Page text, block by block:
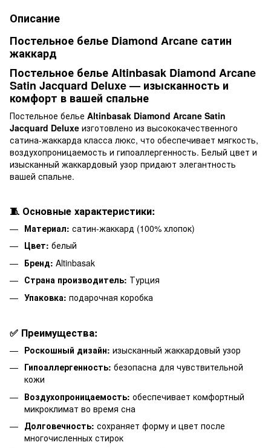
Описание
Постельное белье Diamond Arcane сатин
жаккард
Постельное белье Altinbasak Diamond Arcane
Satin Jacquard Deluxe — изысканность и
комфорт в вашей спальне
Постельное белье Altinbasak Diamond Arcane Satin
Jacquard Deluxe изготовлено из высококачественного
сатина-жаккарда класса люкс, что обеспечивает мягкость,
воздухопроницаемость и гипоаллергенность. Белый цвет и
изысканный жаккардовый узор придают элегантность
вашей спальне.
🧵 Основные характеристики:
Материал: сатин-жаккард (100% хлопок)
Цвет: белый
Бренд: Altinbasak
Страна производитель: Турция
Упаковка: подарочная коробка
✅ Преимущества:
Роскошный дизайн: изысканный жаккардовый узор
Гипоаллергенность: безопасна для чувствительной
кожи
Воздухопроницаемость: обеспечивает комфортный
микроклимат во время сна
Долговечность: сохраняет форму и цвет после
многочисленных стирок